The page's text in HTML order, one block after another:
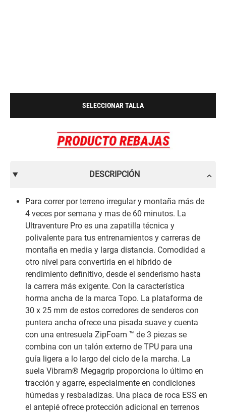
SELECCIONAR TALLA
DESCRIPCIÓN
Para correr por terreno irregular y montaña más de
4 veces por semana y mas de 60 minutos. La
Ultraventure Pro es una zapatilla técnica y
polivalente para tus entrenamientos y carreras de
montaña en media y larga distancia. Comodidad a
otro nivel para convertirla en el híbrido de
rendimiento definitivo, desde el senderismo hasta
la carrera más exigente. Con la característica
horma ancha de la marca Topo. La plataforma de
30 x 25 mm de estos corredores de senderos con
puntera ancha ofrece una pisada suave y cuenta
con una entresuela ZipFoam ™ de 3 piezas se
combina con un talón externo de TPU para una
guía ligera a lo largo del ciclo de la marcha. La
suela Vibram® Megagrip proporciona lo último en
tracción y agarre, especialmente en condiciones
húmedas y resbaladizas. Una placa de roca ESS en
el antepié ofrece protección adicional en terrenos